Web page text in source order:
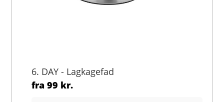
6. DAY - Lagkagefad
fra99 kr.